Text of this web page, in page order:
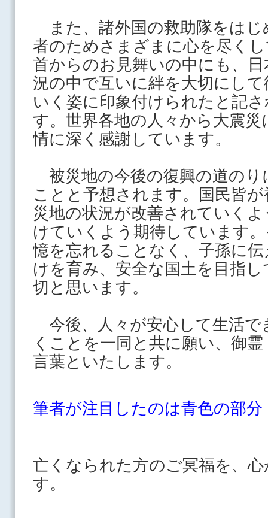
また、諸外国の救助隊をはじ
者のためさまざまに心を尽く
首からのお見舞いの中にも、
況の中で互いに絆を大切にし
いく姿に印象付けられたと記
す。世界各地の人々から大震
情に深く感謝しています。
被災地の今後の復興の道のり
ことと予想されます。国民皆
災地の状況が改善されていく
けていくよう期待しています
憶を忘れることなく、子孫に
けを育み、安全な国土を目指
切と思います。
今後、人々が安心して生活で
くことを一同と共に願い、御
言葉といたします。
筆者が注目したのは青色の部分
亡くなられた方のご冥福を、
す。